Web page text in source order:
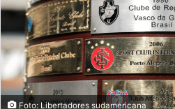
Foto: Libertadores sudamericana